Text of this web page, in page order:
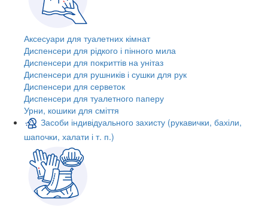
Аксесуари для туалетних кімнат
Диспенсери для рідкого і пінного мила
Диспенсери для покриттів на унітаз
Диспенсери для рушників і сушки для рук
Диспенсери для серветок
Диспенсери для туалетного паперу
Урни, кошики для сміття
Засоби індивідуального захисту (рукавички, бахіли,
шапочки, халати і т. п.)